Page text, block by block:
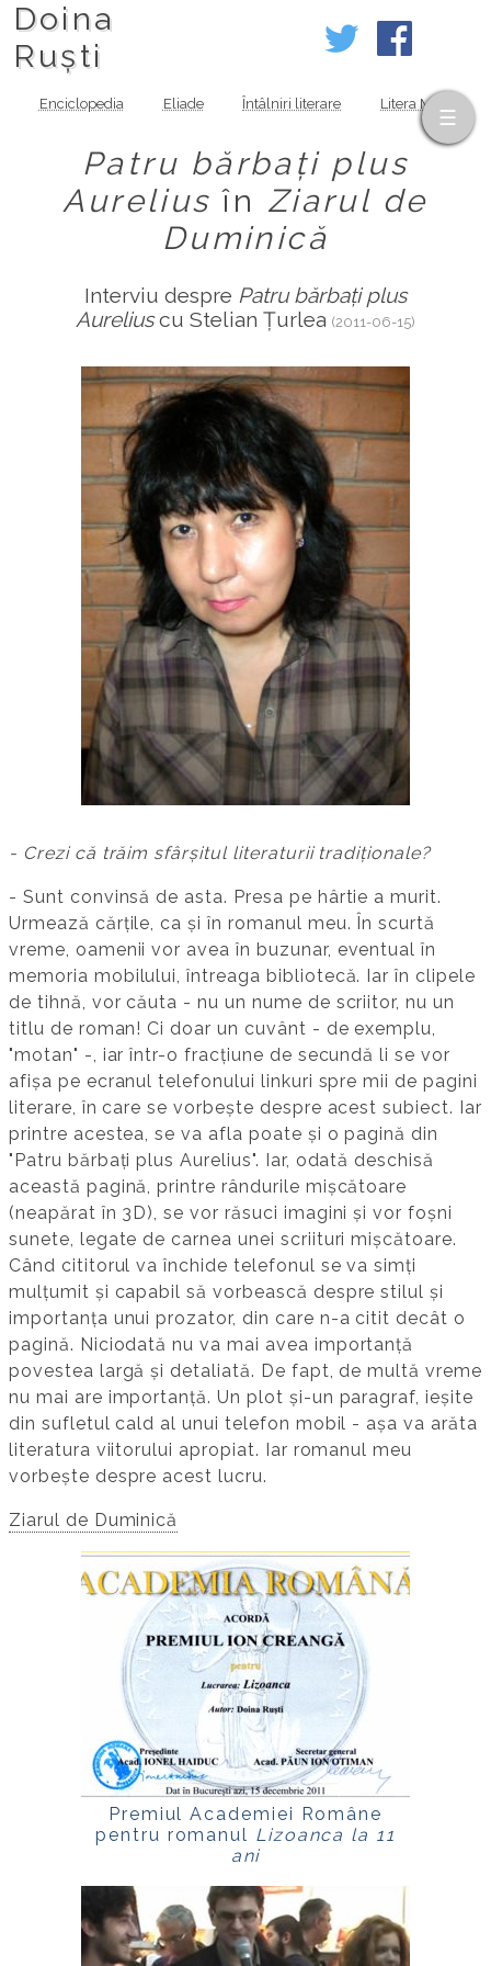
Doina
Ruști
Enciclopedia Eliade Întâlniri literare Litera MOV
Patru bărbați plus
Aurelius în Ziarul de
Duminică
Interviu despre Patru bărbați plus
Aureliuscu Stelian Țurlea (2011-06-15)
- Crezi că trăim sfârșitul literaturii tradiționale?
- Sunt convinsă de asta. Presa pe hârtie a murit.
Urmează cărțile, ca și în romanul meu. În scurtă
vreme, oamenii vor avea în buzunar, eventual în
memoria mobilului, întreaga bibliotecă. Iar în clipele
de tihnă, vor căuta - nu un nume de scriitor, nu un
titlu de roman! Ci doar un cuvânt - de exemplu,
"motan" -, iar într-o fracțiune de secundă li se vor
afișa pe ecranul telefonului linkuri spre mii de pagini
literare, în care se vorbește despre acest subiect. Iar
printre acestea, se va afla poate și o pagină din
"Patru bărbați plus Aurelius". Iar, odată deschisă
această pagină, printre rândurile mișcătoare
(neapărat în 3D), se vor răsuci imagini și vor foșni
sunete, legate de carnea unei scriituri mișcătoare.
Când cititorul va închide telefonul se va simți
mulțumit și capabil să vorbească despre stilul și
importanța unui prozator, din care n-a citit decât o
pagină. Niciodată nu va mai avea importanță
povestea largă și detaliată. De fapt, de multă vreme
nu mai are importanță. Un plot și-un paragraf, ieșite
din sufletul cald al unui telefon mobil - așa va arăta
literatura viitorului apropiat. Iar romanul meu
vorbește despre acest lucru.
Ziarul de Duminică
Premiul Academiei Române
pentru romanul Lizoanca la 11
ani